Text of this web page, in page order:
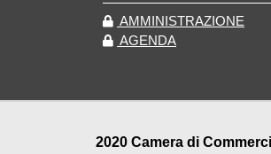
AMMINISTRAZIONE
AGENDA
2020 Camera di